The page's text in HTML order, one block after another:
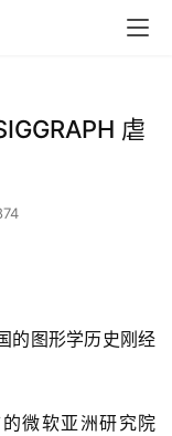
虐
的图形学历史刚经
微软亚洲研究院